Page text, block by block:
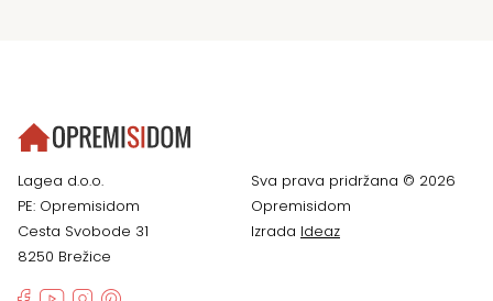
Lagea d.o.o.
PE: Opremisidom
Cesta Svobode 31
8250 Brežice
Sva prava pridržana © 2026
Opremisidom
Izrada Ideaz